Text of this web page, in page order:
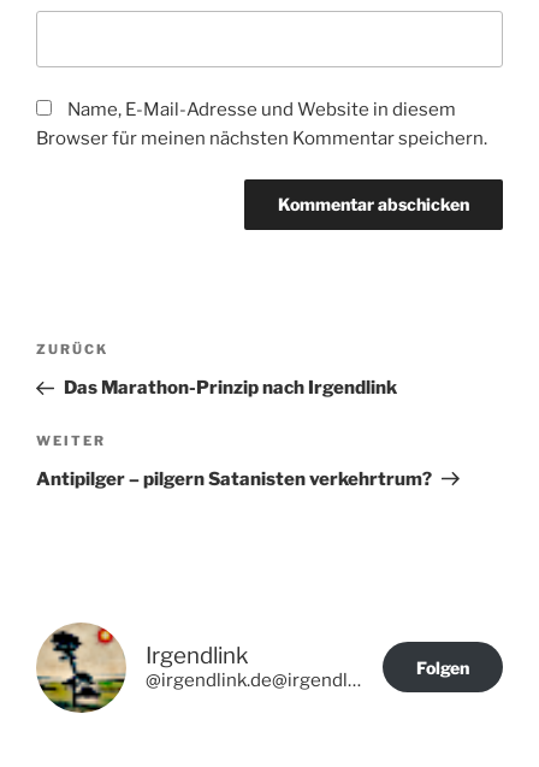
Name, E-Mail-Adresse und Website in diesem
Browser für meinen nächsten Kommentar speichern.
Beitragsnavigation
Vorheriger
Beitrag
ZURÜCK
Das Marathon-Prinzip nach Irgendlink
Nächster
Beitrag
WEITER
Antipilger – pilgern Satanisten verkehrtrum?
Irgendlink
@irgendlink.de@irgendlink.de
Folgen